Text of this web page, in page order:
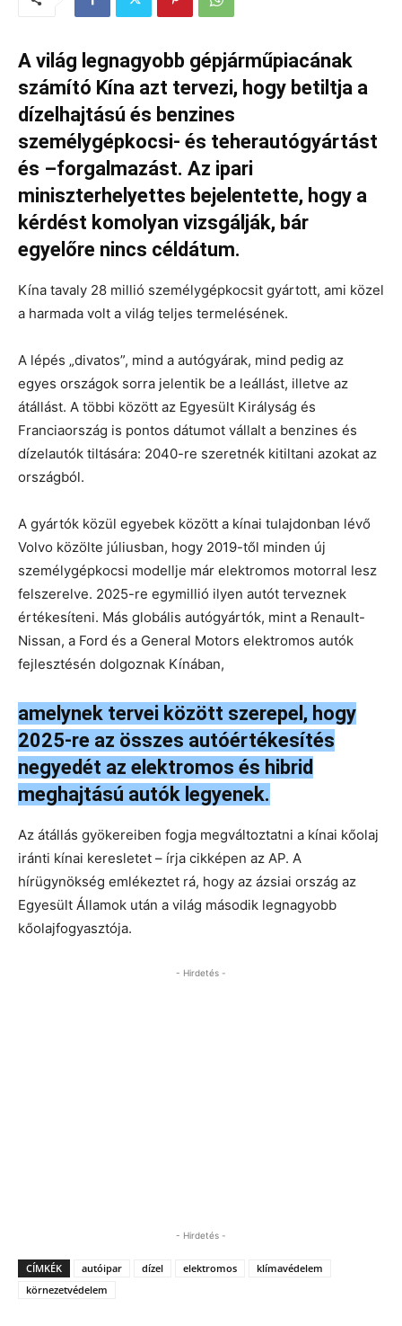
A világ legnagyobb gépjárműpiacának
számító Kína azt tervezi, hogy betiltja a
dízelhajtású és benzines
személygépkocsi- és teherautógyártást
és –forgalmazást. Az ipari
miniszterhelyettes bejelentette, hogy a
kérdést komolyan vizsgálják, bár
egyelőre nincs céldátum.
Kína tavaly 28 millió személygépkocsit gyártott, ami közel
a harmada volt a világ teljes termelésének.
A lépés „divatos”, mind a autógyárak, mind pedig az
egyes országok sorra jelentik be a leállást, illetve az
átállást. A többi között az Egyesült Királyság és
Franciaország is pontos dátumot vállalt a benzines és
dízelautók tiltására: 2040-re szeretnék kitiltani azokat az
országból.
A gyártók közül egyebek között a kínai tulajdonban lévő
Volvo közölte júliusban, hogy 2019-től minden új
személygépkocsi modellje már elektromos motorral lesz
felszerelve. 2025-re egymillió ilyen autót terveznek
értékesíteni. Más globális autógyártók, mint a Renault-
Nissan, a Ford és a General Motors elektromos autók
fejlesztésén dolgoznak Kínában,
amelynek tervei között szerepel, hogy
2025-re az összes autóértékesítés
negyedét az elektromos és hibrid
meghajtású autók legyenek.
Az átállás gyökereiben fogja megváltoztatni a kínai kőolaj
iránti kínai keresletet – írja cikképen az AP. A
hírügynökség emlékeztet rá, hogy az ázsiai ország az
Egyesült Államok után a világ második legnagyobb
kőolajfogyasztója.
- Hirdetés -
- Hirdetés -
CÍMKÉK autóipar dízel elektromos
klímavédelem
körnezetvédelem